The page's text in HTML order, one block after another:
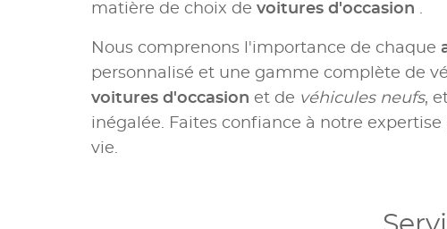
matière de choix de voitures d'occasion .
Nous comprenons l'importance de chaque
personnalisé et une gamme complète de
voitures d'occasion et de véhicules neufs,
inégalée. Faites confiance à notre
vie.